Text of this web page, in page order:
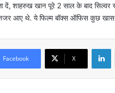
दें, शाहरुख खान पूरे 2 साल के बाद
नजर आए थे. ये फिल्म बॉक्स ऑफिस कुछ खास
Facebook X